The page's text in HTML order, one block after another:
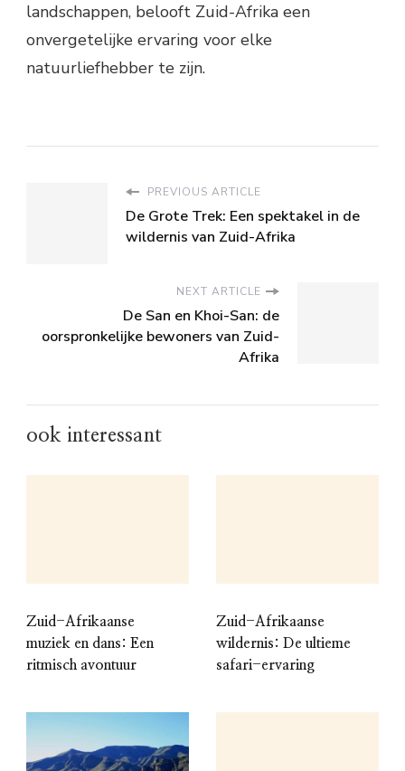
landschappen, belooft Zuid-Afrika een
onvergetelijke ervaring voor elke
natuurliefhebber te zijn.
PREVIOUS ARTICLE
De Grote Trek: Een spektakel in de
wildernis van Zuid-Afrika
NEXT ARTICLE
De San en Khoi-San: de
oorspronkelijke bewoners van Zuid-
Afrika
ook interessant
Zuid-Afrikaanse
muziek en dans: Een
ritmisch avontuur
Zuid-Afrikaanse
wildernis: De ultieme
safari-ervaring